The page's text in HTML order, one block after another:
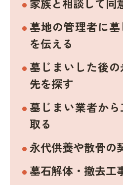
墓地の管理者に
を伝える
墓じまいした後
先を探す
墓じまい業者か
取る
永代供養や散骨の
墓石解体・撤去工